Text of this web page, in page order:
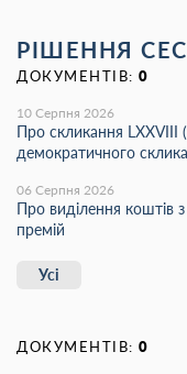
РІШЕННЯ
ДОКУМЕНТІВ: 0
10 Серпня 2026
Про скликання LXХVIII
демократичного
06 Серпня 2026
Про виділення коштів
премій
Усі
ДОКУМЕНТІВ: 0